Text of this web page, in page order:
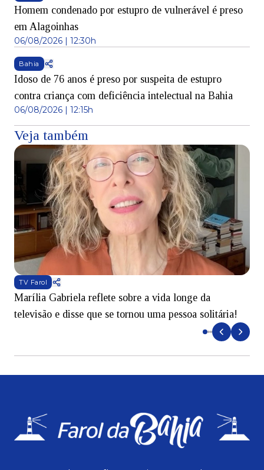
Homem condenado por estupro de vulnerável é preso
em Alagoinhas
06/08/2026 | 12:30h
Bahia
Idoso de 76 anos é preso por suspeita de estupro
contra criança com deficiência intelectual na Bahia
06/08/2026 | 12:15h
Veja também
TV Farol
Marília Gabriela reflete sobre a vida longe da
televisão e disse que se tornou uma pessoa solitária!